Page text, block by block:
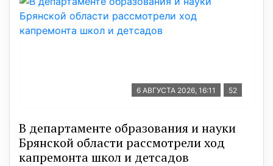
6 АВГУСТА 2026, 16:11 52
В департаменте образования и науки
Брянской области рассмотрели ход
капремонта школ и детсадов